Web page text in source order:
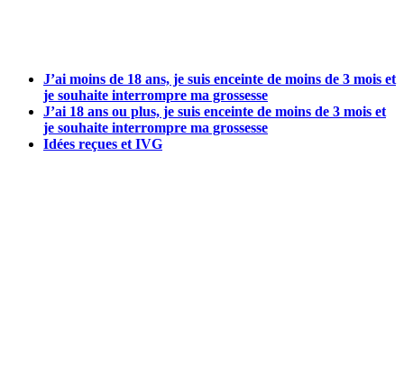
J’ai moins de 18 ans, je suis enceinte de moins de 3 mois et
je souhaite interrompre ma grossesse
J’ai 18 ans ou plus, je suis enceinte de moins de 3 mois et
je souhaite interrompre ma grossesse
Idées reçues et IVG